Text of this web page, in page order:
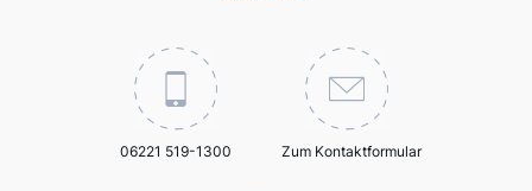
06221 519-1300 Zum Kontaktformular